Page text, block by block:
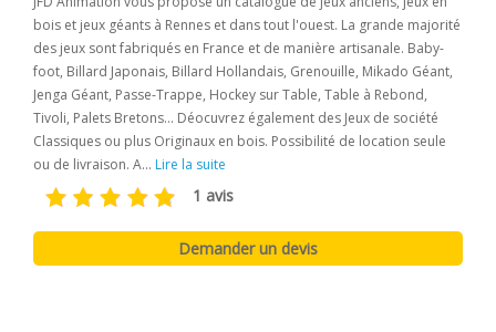
bois et jeux géants à Rennes et dans tout l'ouest. La grande majorité
des jeux sont fabriqués en France et de manière artisanale. Baby-
foot, Billard Japonais, Billard Hollandais, Grenouille, Mikado Géant,
Jenga Géant, Passe-Trappe, Hockey sur Table, Table à Rebond,
Tivoli, Palets Bretons... Déocuvrez également des Jeux de société
Classiques ou plus Originaux en bois. Possibilité de location seule
ou de livraison. A... Lire la suite
1 avis